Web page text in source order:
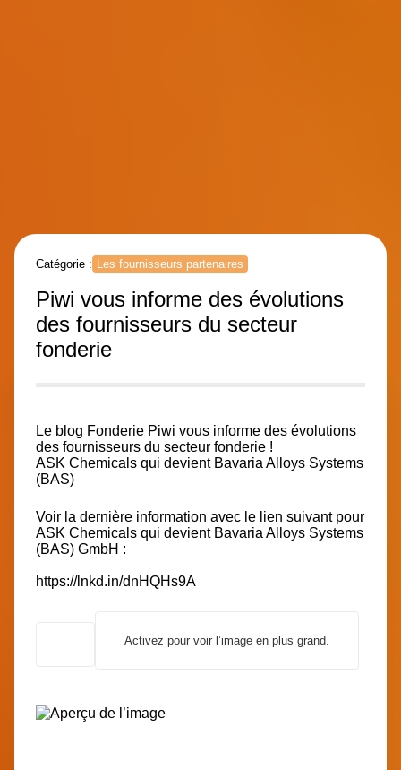
Catégorie : Les fournisseurs partenaires
Piwi vous informe des évolutions
des fournisseurs du secteur
fonderie
Le blog Fonderie Piwi vous informe des évolutions
des fournisseurs du secteur fonderie !
ASK Chemicals qui devient Bavaria Alloys Systems
(BAS)
Voir la dernière information avec le lien suivant pour
ASK Chemicals qui devient Bavaria Alloys Systems
(BAS) GmbH :
https://lnkd.in/dnHQHs9A
Activez pour voir l’image en plus grand.